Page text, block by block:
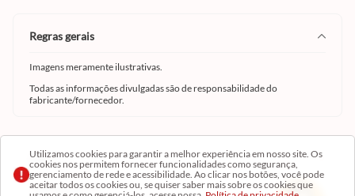
Utilizamos cookies para garantir a melhor experiência em nosso site. Os
cookies nos permitem fornecer funcionalidades como segurança,
gerenciamento de rede e acessibilidade. Ao clicar nos botões, você pode
aceitar todos os cookies ou, se quiser saber mais sobre os cookies que
regras gerais
Imagens meramente ilustrativas.
Todas as informações divulgadas são de responsabilidade do
fabricante/fornecedor.
cor
TRANSPARENTE